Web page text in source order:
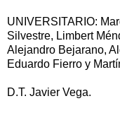
UNIVERSITARIO:
Silvestre, Limbert
Alejandro Bejarano,
Eduardo Fierro y
D.T. Javier Vega.